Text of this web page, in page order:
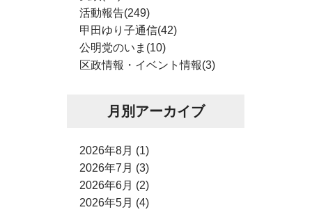
活動報告(249)
甲田ゆり子通信(42)
公明党のいま(10)
区政情報・イベント情報(3)
月別アーカイブ
2026年8月 (1)
2026年7月 (3)
2026年6月 (2)
2026年5月 (4)